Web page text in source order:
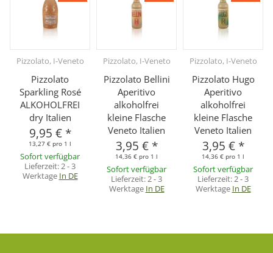
Pizzolato, I-Veneto
Pizzolato
Sparkling Rosé
ALKOHOLFREI
dry Italien
9,95 € *
13,27 € pro 1 l
Sofort verfügbar
Lieferzeit:2 - 3
Werktage In DE
Pizzolato, I-Veneto
Pizzolato Bellini
Aperitivo
alkoholfrei
kleine Flasche
Veneto Italien
3,95 € *
14,36 € pro 1 l
Sofort verfügbar
Lieferzeit:2 - 3
Werktage In DE
Pizzolato, I-Veneto
Pizzolato Hugo
Aperitivo
alkoholfrei
kleine Flasche
Veneto Italien
3,95 € *
14,36 € pro 1 l
Sofort verfügbar
Lieferzeit:2 - 3
Werktage In DE